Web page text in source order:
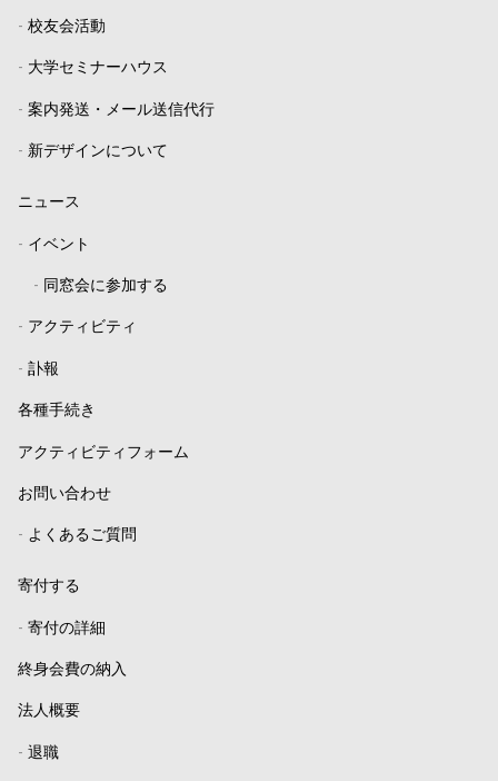
- 校友会活動
- 大学セミナーハウス
- 案内発送・メール送信代行
- 新デザインについて
ニュース
- イベント
- 同窓会に参加する
- アクティビティ
- 訃報
各種手続き
アクティビティフォーム
お問い合わせ
- よくあるご質問
寄付する
- 寄付の詳細
終身会費の納入
法人概要
- 退職